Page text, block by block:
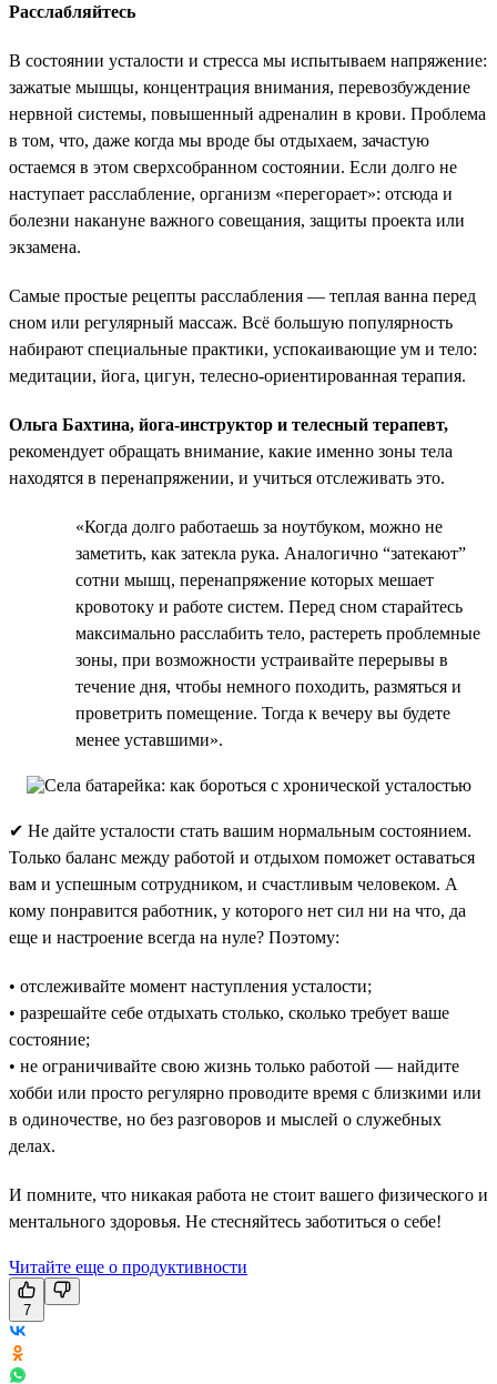
Расслабляйтесь
В состоянии усталости и стресса мы испытываем напряжение:
зажатые мышцы, концентрация внимания, перевозбуждение
нервной системы, повышенный адреналин в крови. Проблема
в том, что, даже когда мы вроде бы отдыхаем, зачастую
остаемся в этом сверхсобранном состоянии. Если долго не
наступает расслабление, организм «перегорает»: отсюда и
болезни накануне важного совещания, защиты проекта или
экзамена.
Самые простые рецепты расслабления — теплая ванна перед
сном или регулярный массаж. Всё большую популярность
набирают специальные практики, успокаивающие ум и тело:
медитации, йога, цигун, телесно-ориентированная терапия.
Ольга Бахтина, йога-инструктор и телесный терапевт,
рекомендует обращать внимание, какие именно зоны тела
находятся в перенапряжении, и учиться отслеживать это.
«Когда долго работаешь за ноутбуком, можно не
заметить, как затекла рука. Аналогично “затекают”
сотни мышц, перенапряжение которых мешает
кровотоку и работе систем. Перед сном старайтесь
максимально расслабить тело, растереть проблемные
зоны, при возможности устраивайте перерывы в
течение дня, чтобы немного походить, размяться и
проветрить помещение. Тогда к вечеру вы будете
менее уставшими».
✔ Не дайте усталости стать вашим нормальным состоянием.
Только баланс между работой и отдыхом поможет оставаться
вам и успешным сотрудником, и счастливым человеком. А
кому понравится работник, у которого нет сил ни на что, да
еще и настроение всегда на нуле? Поэтому:
• отслеживайте момент наступления усталости;
• разрешайте себе отдыхать столько, сколько требует ваше
состояние;
• не ограничивайте свою жизнь только работой — найдите
хобби или просто регулярно проводите время с близкими или
в одиночестве, но без разговоров и мыслей о служебных
делах.
И помните, что никакая работа не стоит вашего физического и
ментального здоровья. Не стесняйтесь заботиться о себе!
Читайте еще о продуктивности
7